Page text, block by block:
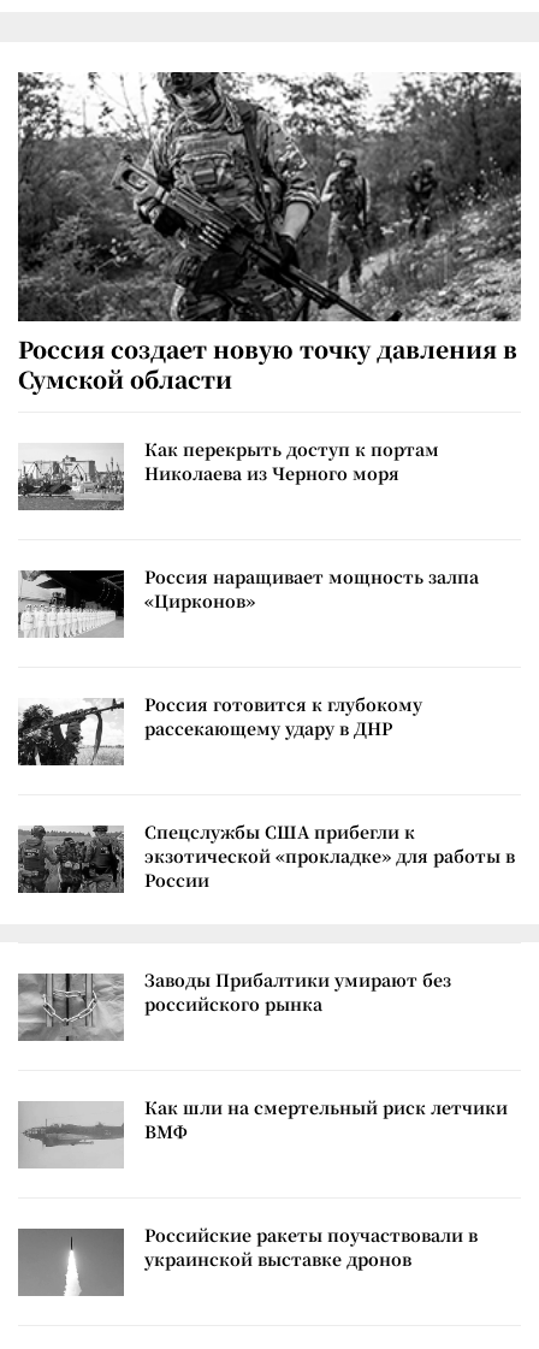
Россия создает новую точку давления в
Сумской области
Как перекрыть доступ к портам
Николаева из Черного моря
Россия наращивает мощность залпа
«Цирконов»
Россия готовится к глубокому
рассекающему удару в ДНР
Спецслужбы США прибегли к
экзотической «прокладке» для работы в
России
Заводы Прибалтики умирают без
российского рынка
Как шли на смертельный риск летчики
ВМФ
Российские ракеты поучаствовали в
украинской выставке дронов